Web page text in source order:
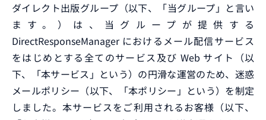
ダイレクト出版グループ（以下、「当グループ」と言い
ます。）は、当グループが提供する
DirectResponseManager におけるメール配信サービス
をはじめとする全てのサービス及び Web サイト（以
下、「本サービス」という）の円滑な運営のため、迷惑
メールポリシー（以下、「本ポリシー」という）を制定
しました。本サービスをご利用されるお客様（以下、